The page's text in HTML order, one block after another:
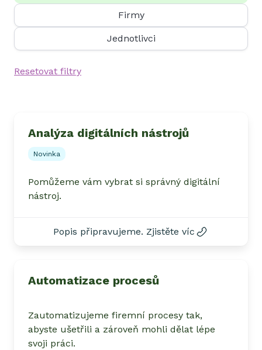
Firmy
Jednotlivci
Resetovat filtry
Analýza digitálních nástrojů
Novinka
Pomůžeme vám vybrat si správný digitální
nástroj.
Popis připravujeme. Zjistěte víc
Automatizace procesů
Zautomatizujeme firemní procesy tak,
abyste ušetřili a zároveň mohli dělat lépe
svoji práci.